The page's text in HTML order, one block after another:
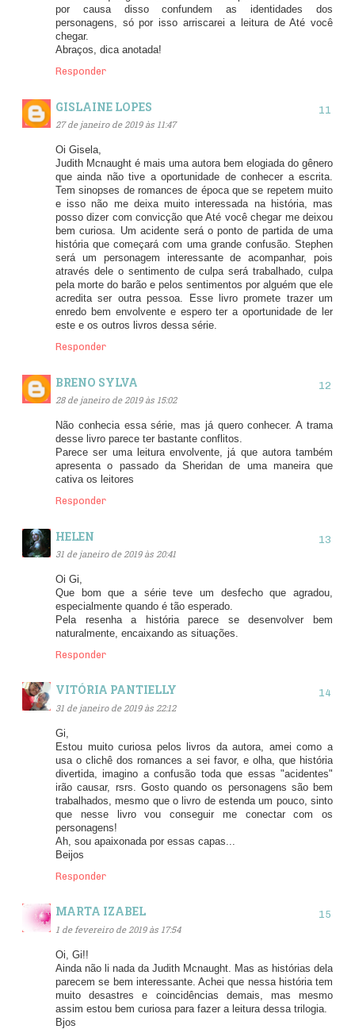
por causa disso confundem as identidades dos
personagens, só por isso arriscarei a leitura de Até você
chegar.
Abraços, dica anotada!
Responder
GISLAINE LOPES
27 de janeiro de 2019 às 11:47
Oi Gisela,
Judith Mcnaught é mais uma autora bem elogiada do gênero
que ainda não tive a oportunidade de conhecer a escrita.
Tem sinopses de romances de época que se repetem muito
e isso não me deixa muito interessada na história, mas
posso dizer com convicção que Até você chegar me deixou
bem curiosa. Um acidente será o ponto de partida de uma
história que começará com uma grande confusão. Stephen
será um personagem interessante de acompanhar, pois
através dele o sentimento de culpa será trabalhado, culpa
pela morte do barão e pelos sentimentos por alguém que ele
acredita ser outra pessoa. Esse livro promete trazer um
enredo bem envolvente e espero ter a oportunidade de ler
este e os outros livros dessa série.
Responder
BRENO SYLVA
28 de janeiro de 2019 às 15:02
Não conhecia essa série, mas já quero conhecer. A trama
desse livro parece ter bastante conflitos.
Parece ser uma leitura envolvente, já que autora também
apresenta o passado da Sheridan de uma maneira que
cativa os leitores
Responder
HELEN
31 de janeiro de 2019 às 20:41
Oi Gi,
Que bom que a série teve um desfecho que agradou,
especialmente quando é tão esperado.
Pela resenha a história parece se desenvolver bem
naturalmente, encaixando as situações.
Responder
VITÓRIA PANTIELLY
31 de janeiro de 2019 às 22:12
Gi,
Estou muito curiosa pelos livros da autora, amei como a
usa o clichê dos romances a sei favor, e olha, que história
divertida, imagino a confusão toda que essas "acidentes"
irão causar, rsrs. Gosto quando os personagens são bem
trabalhados, mesmo que o livro de estenda um pouco, sinto
que nesse livro vou conseguir me conectar com os
personagens!
Ah, sou apaixonada por essas capas...
Beijos
Responder
MARTA IZABEL
1 de fevereiro de 2019 às 17:54
Oi, Gi!!
Ainda não li nada da Judith Mcnaught. Mas as histórias dela
parecem se bem interessante. Achei que nessa história tem
muito desastres e coincidências demais, mas mesmo
assim estou bem curiosa para fazer a leitura dessa trilogia.
Bjos